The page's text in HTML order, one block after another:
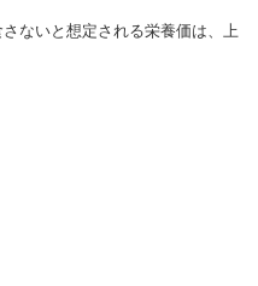
ないと想定される栄養価は、上